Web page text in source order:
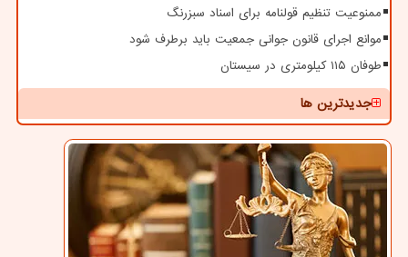
ممنوعیت تنظیم قولنامه برای اسناد سبزرنگ
موانع اجرای قانون جوانی جمعیت باید برطرف شود
طوفان ۱۱۵ کیلومتری در سیستان
جدیدترین ها